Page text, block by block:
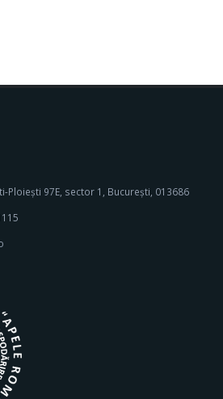
Ploiești 97E, sector 1, București, 013686